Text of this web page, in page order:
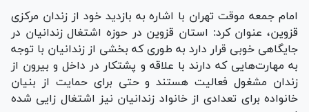
امام جمعه موقت تهران با اشاره به بازدید خود از زندان مرکزی
قزوین، عنوان کرد: استان قزوین در حوزه اشتغال زندانیان در
جایگاهی خوبی قرار دارد به طوری که بخشی از زندانیان با توجه
به مهارت‌هایی که دارند با علاقه و پشتکار در داخل و بیرون از
زندان مشغول فعالیت هستند و حتی برای حمایت از بنیان
خانواده برای تعدادی از خانواد زندانیان نیز اشتغال زایی شده